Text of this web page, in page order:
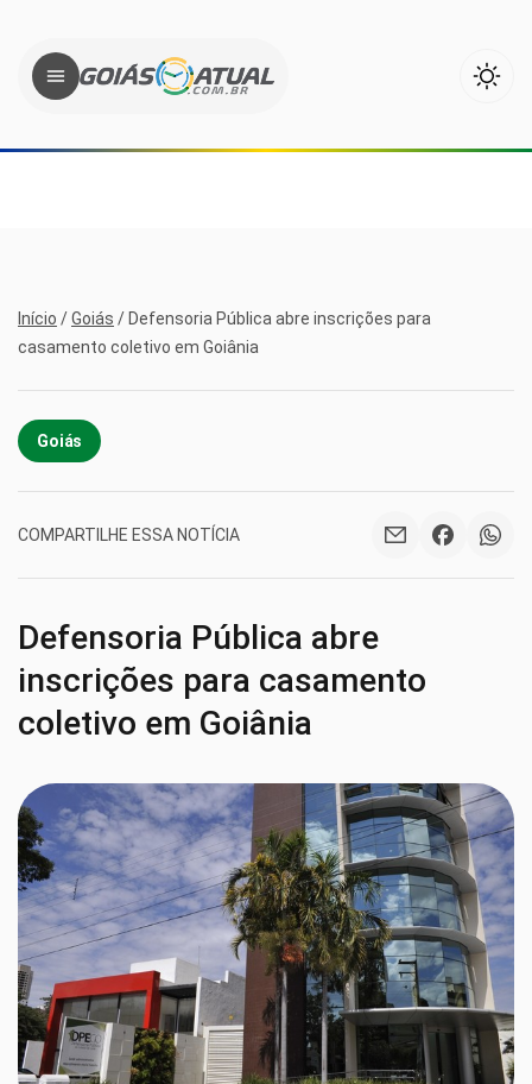
Início /Goiás / Defensoria Pública abre inscrições para
casamento coletivo em Goiânia
Goiás
COMPARTILHE ESSA NOTÍCIA
Defensoria Pública abre
inscrições para casamento
coletivo em Goiânia